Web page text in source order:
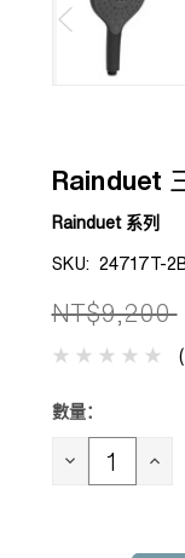
Rainduet
Rainduet 系列
SKU: 24717T-
NT$9,200
目前
存：
數量：
減 增